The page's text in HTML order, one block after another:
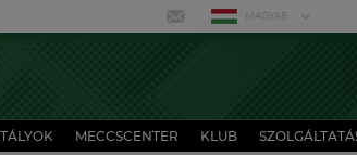
MAGYAR
MECCSCENTER KLUB